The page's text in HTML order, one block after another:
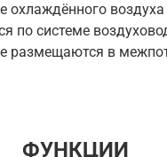
охлаждённого воздуха
по системе
размещаются в
ФУНКЦИИ